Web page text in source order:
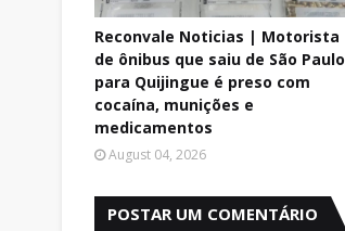
Reconvale Noticias | Motorista
de ônibus que saiu de São Paulo
para Quijingue é preso com
cocaína, munições e
medicamentos
August 04, 2026
POSTAR UM COMENTÁRIO